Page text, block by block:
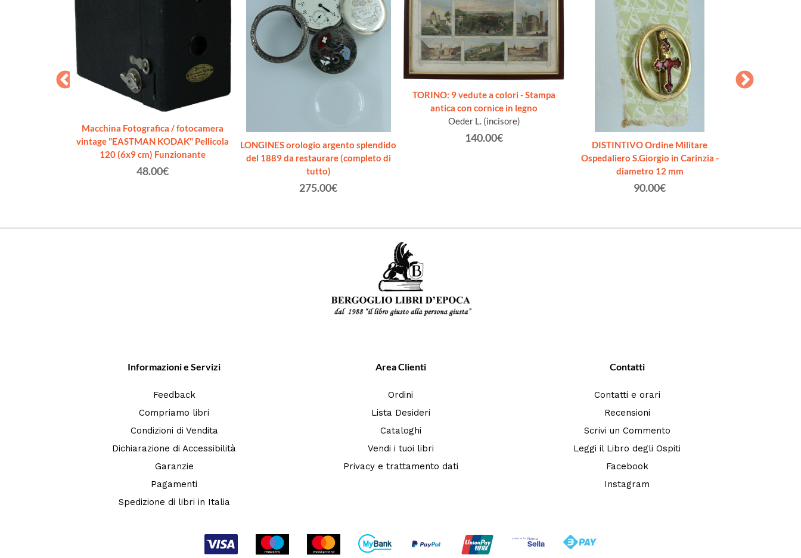
Macchina Fotografica / fotocamera
vintage "EASTMAN KODAK" Pellicola
120 (6x9 cm) Funzionante
48.00€
LONGINES orologio argento splendido
del 1889 da restaurare (completo di
tutto)
275.00€
TORINO: 9 vedute a colori - Stampa
antica con cornice in legno
Oeder L. (incisore)
140.00€
DISTINTIVO Ordine Militare
Ospedaliero S.Giorgio in Carinzia -
diametro 12 mm
90.00€
Informazioni e Servizi
Feedback
Compriamo libri
Condizioni di Vendita
Dichiarazione di Accessibilità
Garanzie
Pagamenti
Spedizione di libri in Italia
Area Clienti
Ordini
Lista Desideri
Cataloghi
Vendi i tuoi libri
Privacy e trattamento dati
Contatti
Contatti e orari
Recensioni
Scrivi un Commento
Leggi il Libro degli Ospiti
Facebook
Instagram